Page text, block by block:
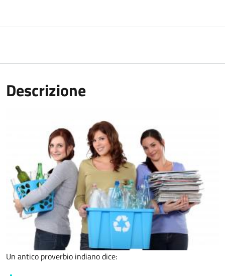
Descrizione
Un antico proverbio indiano dice: